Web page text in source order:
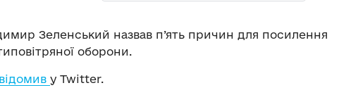
Зеленський назвав п’ять причин для посилення
оборони.
у Twitter.